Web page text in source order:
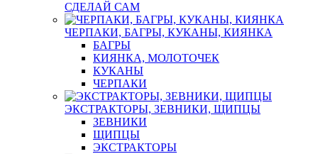
СДЕЛАЙ САМ
ЧЕРПАКИ, БАГРЫ, КУКАНЫ, КИЯНКА
БАГРЫ
КИЯНКА, МОЛОТОЧЕК
КУКАНЫ
ЧЕРПАКИ
ЭКСТРАКТОРЫ, ЗЕВНИКИ, ЩИПЦЫ
ЗЕВНИКИ
ЩИПЦЫ
ЭКСТРАКТОРЫ